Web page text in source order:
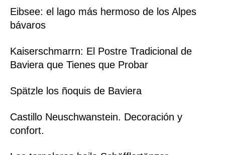
Eibsee: el lago más hermoso de los Alpes
bávaros
Kaiserschmarrn: El Postre Tradicional de
Baviera que Tienes que Probar
Spätzle los ñoquis de Baviera
Castillo Neuschwanstein. Decoración y
confort.